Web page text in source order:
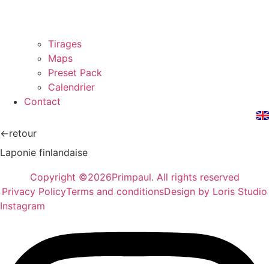
Tirages
Maps
Preset Pack
Calendrier
Contact
←retour
Laponie finlandaise
Copyright ©2026Primpaul. All rights reserved
Privacy PolicyTerms and conditionsDesign by Loris Studio
Instagram